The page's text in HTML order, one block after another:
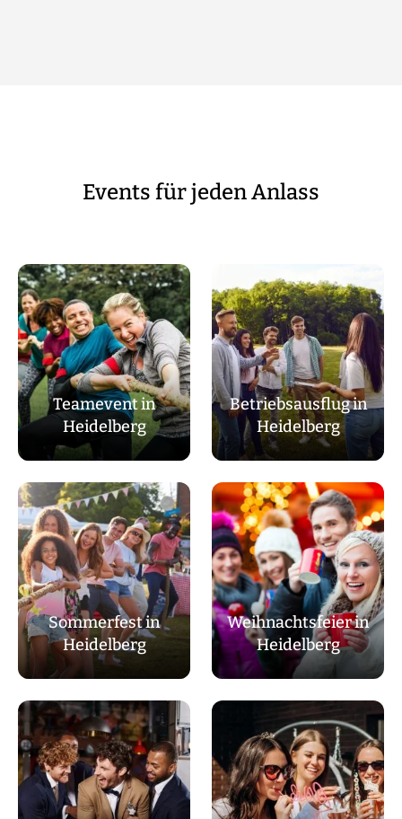
Events für jeden Anlass
Teamevent in
Heidelberg
Betriebsausflug in
Heidelberg
Sommerfest in
Heidelberg
Weihnachtsfeier in
Heidelberg